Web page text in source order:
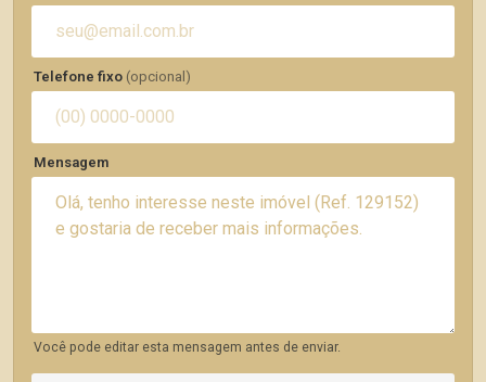
Telefone fixo (opcional)
Mensagem
Você pode editar esta mensagem antes de enviar.